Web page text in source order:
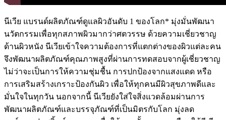
นีเวีย แบรนด์ผลิตภัณฑ์ดูแลผิวอันดับ 1 ของโลก* มุ่งมั่นพัฒนา
นวัตกรรมเพื่อทุกสภาพผิวมากว่าศตวรรษ ด้วยความเชี่ยวชาญ
ด้านผิวหนัง นีเวียเข้าใจความต้องการที่แตกต่างของผิวแต่ละคน
จึงพัฒนาผลิตภัณฑ์คุณภาพสูงที่ผ่านการทดสอบจากผู้เชี่ยวชาญ
ไม่ว่าจะเป็นการให้ความชุ่มชื้น การปกป้องจากแสงแดด หรือ
การเสริมสร้างเกราะป้องกันผิว เพื่อให้ทุกคนมีผิวสุขภาพดีและ
มั่นใจในทุกวัน นอกจากนี้ นีเวียยังใส่ใจสิ่งแวดล้อมผ่านการ
พัฒนาผลิตภัณฑ์และบรรจุภัณฑ์ที่เป็นมิตรกับโลก มุ่งลด